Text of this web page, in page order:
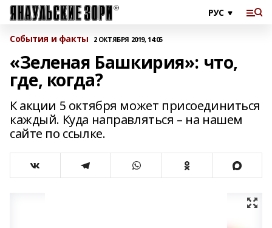
События и факты 2 ОКТЯБРЯ 2019, 14:05
«Зеленая Башкирия»: что,
где, когда?
К акции 5 октября может присоединиться
каждый. Куда направляться – на нашем
сайте по ссылке.